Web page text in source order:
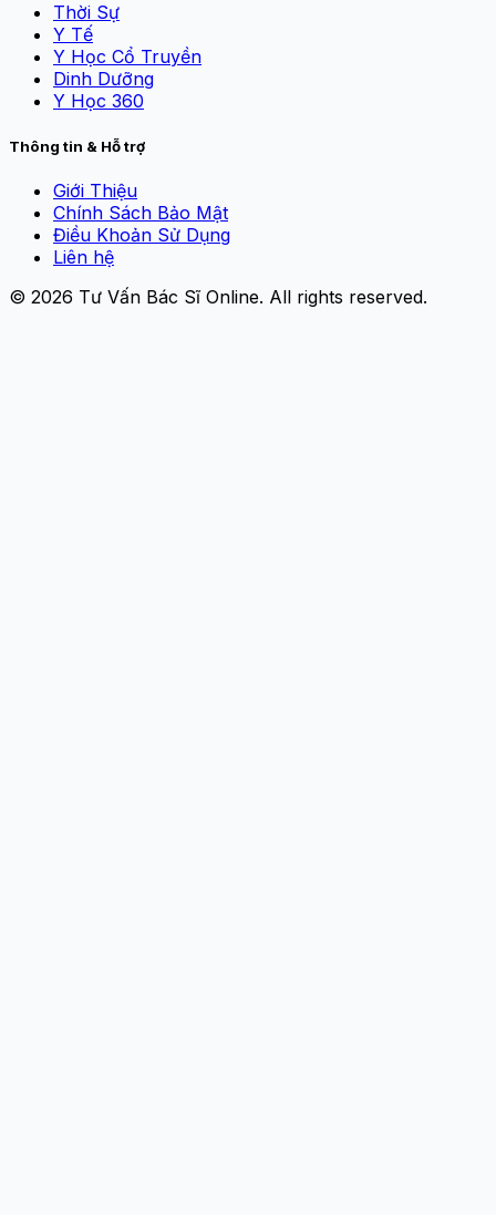
Thời Sự
Y Tế
Y Học Cổ Truyền
Dinh Dưỡng
Y Học 360
Thông tin & Hỗ trợ
Giới Thiệu
Chính Sách Bảo Mật
Điều Khoản Sử Dụng
Liên hệ
© 2026 Tư Vấn Bác Sĩ Online. All rights reserved.